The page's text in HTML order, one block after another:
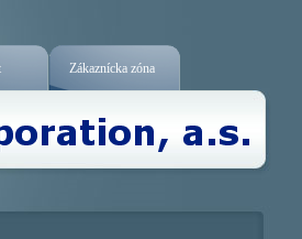
Zákaznícka zóna